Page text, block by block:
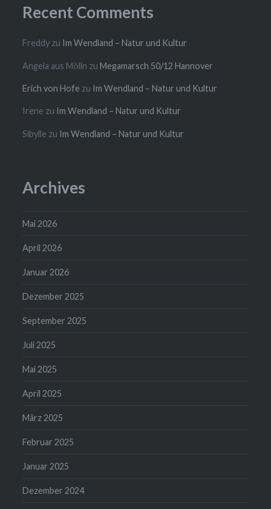
Recent Comments
Freddy zu Im Wendland – Natur und Kultur
Angela aus Mölln zuMegamarsch 50/12 Hannover
Erich von Hofe zu Im Wendland – Natur und Kultur
Irene zu Im Wendland – Natur und Kultur
Sibylle zu Im Wendland – Natur und Kultur
Archives
Mai 2026
April 2026
Januar 2026
Dezember 2025
September 2025
Juli 2025
Mai 2025
April 2025
März 2025
Februar 2025
Januar 2025
Dezember 2024